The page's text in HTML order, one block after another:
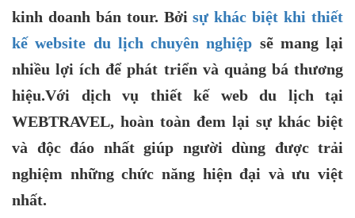
kinh doanh bán tour. Bởisự khác biệt khi thiết
kế website du lịch chuyên nghiệp sẽ mang lại
nhiều lợi ích để phát triển và quảng bá thương
hiệu.Với dịch vụ thiết kế web du lịch tại
WEBTRAVEL, hoàn toàn đem lại sự khác biệt
và độc đáo nhất giúp người dùng được trải
nghiệm những chức năng hiện đại và ưu việt
nhất.